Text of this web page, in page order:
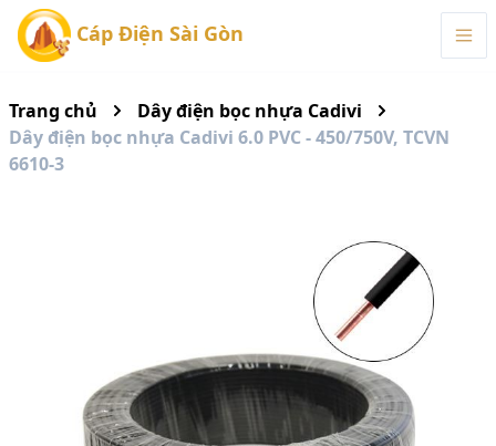
Cáp Điện Sài Gòn
Trang chủ
Dây điện bọc nhựa Cadivi
Dây điện bọc nhựa Cadivi 6.0 PVC - 450/750V, TCVN
6610-3